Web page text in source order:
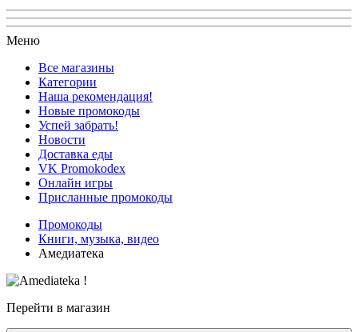
Меню
Все магазины
Категории
Наша рекомендация!
Новые промокоды
Успей забрать!
Новости
Доставка еды
VK Promokodex
Онлайн игры
Присланные промокоды
Промокоды
Книги, музыка, видео
Амедиатека
Перейти в магазин